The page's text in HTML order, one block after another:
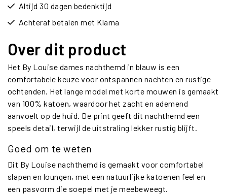
Altijd 30 dagen bedenktijd
Achteraf betalen met Klarna
Over dit product
Het By Louise dames nachthemd in blauw is een
comfortabele keuze voor ontspannen nachten en rustige
ochtenden. Het lange model met korte mouwen is gemaakt
van 100% katoen, waardoor het zacht en ademend
aanvoelt op de huid. De print geeft dit nachthemd een
speels detail, terwijl de uitstraling lekker rustig blijft.
Goed om te weten
Dit By Louise nachthemd is gemaakt voor comfortabel
slapen en loungen, met een natuurlijke katoenen feel en
een pasvorm die soepel met je meebeweegt.